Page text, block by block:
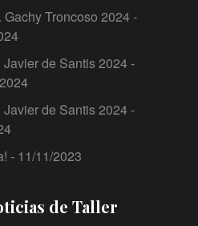
Troncoso 2024 -
de Santis 2024 -
de Santis 2024 -
- 11/11/2023
de Taller